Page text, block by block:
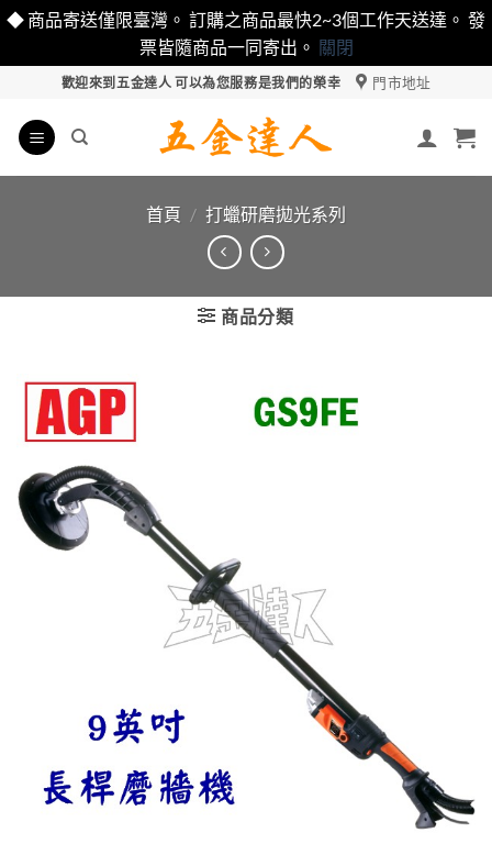
◆ 商品寄送僅限臺灣。 訂購之商品最快2~3個工作天送達。 發
票皆隨商品一同寄出。 關閉
content
歡迎來到五金達人 可以為您服務是我們的榮幸 門市地址
首頁 / 打蠟研磨拋光系列
商品分類